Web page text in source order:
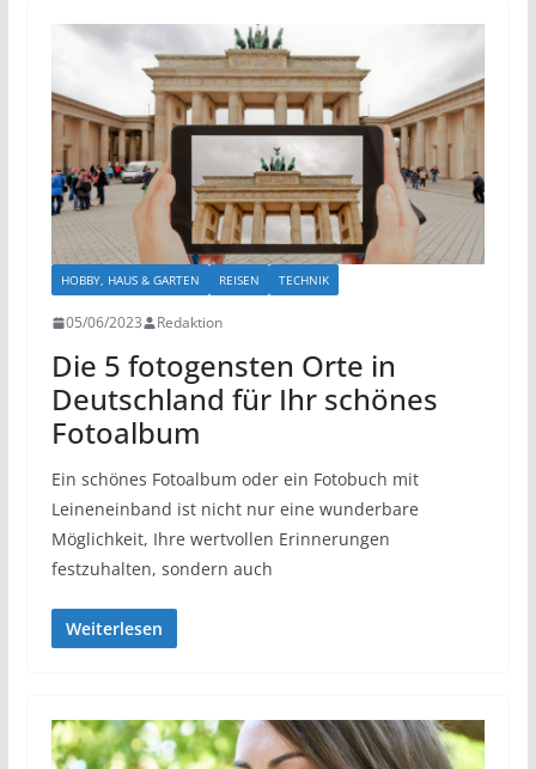
HOBBY, HAUS & GARTEN REISEN TECHNIK
05/06/2023 Redaktion
Die 5 fotogensten Orte in
Deutschland für Ihr schönes
Fotoalbum
Ein schönes Fotoalbum oder ein Fotobuch mit
Leineneinband ist nicht nur eine wunderbare
Möglichkeit, Ihre wertvollen Erinnerungen
festzuhalten, sondern auch
Weiterlesen